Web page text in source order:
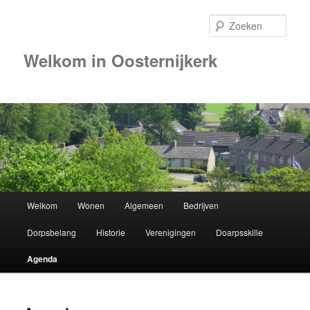
Welkom in Oosternijkerk
Spring
naar
de
Welkom Wonen Algemeen Bedrijven
Dorpsbelang Historie Verenigingen Doarpsskille
Agenda
01:00
02:00
03:00